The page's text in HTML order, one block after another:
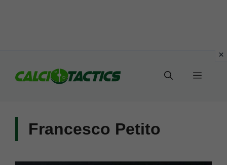
Menu
Francesco Petito